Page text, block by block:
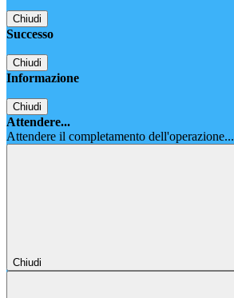
Chiudi
Successo
Chiudi
Informazione
Chiudi
Attendere...
Attendere il completamento dell'operazione...
Chiudi